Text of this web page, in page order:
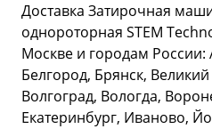
Доставка Затирочная
однороторная STEM
Москве и городам России:
Белгород, Брянск,
Волгоград, Вологда,
Екатеринбург, Иваново,